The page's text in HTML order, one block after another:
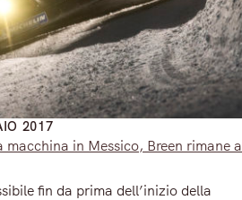
2017
in Messico, Breen rimane a
fin da prima dell’inizio della